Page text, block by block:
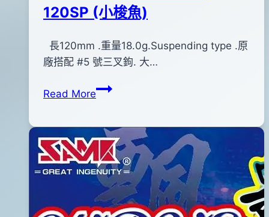
120SP (小梭魚)
Bybc
pro-
2015
年
月
日
2017
年
12
05
長120mm .重量18.0g.Suspending type .原
廠搭配 #5 號三叉鉤. 大…
Read MoreDUO
120SP
(小
梭
魚)